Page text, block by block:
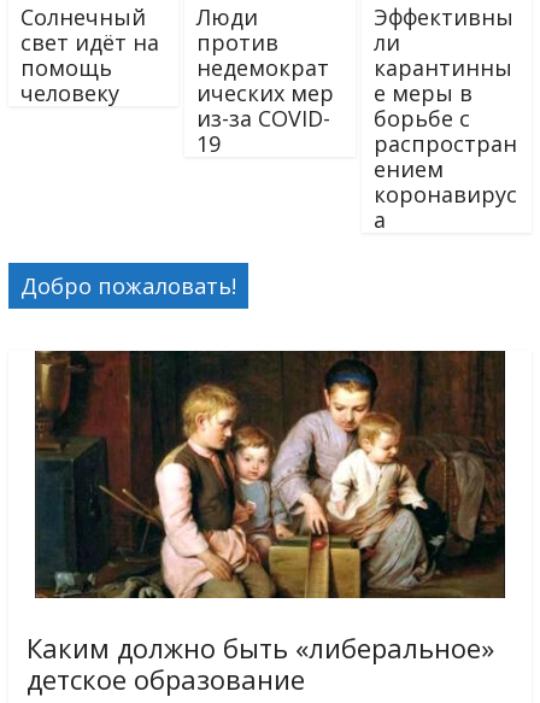
Солнечный
свет идёт на
помощь
человеку
Люди
против
недемократ
ических мер
из-за COVID-
19
Эффективны
ли
карантинны
е меры в
борьбе с
распростран
ением
коронавирус
а
Добро пожаловать!
Каким должно быть «либеральное»
детское образование